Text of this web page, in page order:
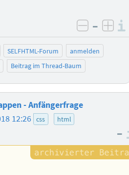
negativ
–
SELFHTML-Forum
anmelden
Beitrag im Thread-Baum
- Anfängerfrage
12:26 css html
–